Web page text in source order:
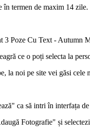
în termen de maxim 14 zile.
3 Poze Cu Text - Autumn
ce o poți selecta la
la noi pe site vei găsi cele
ca să intri în interfața
Fotografie" și